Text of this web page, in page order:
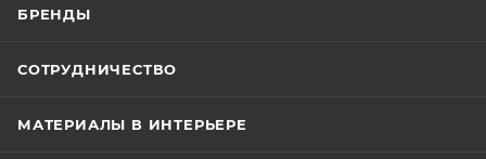
БРЕНДЫ
СОТРУДНИЧЕСТВО
МАТЕРИАЛЫ В ИНТЕРЬЕРЕ